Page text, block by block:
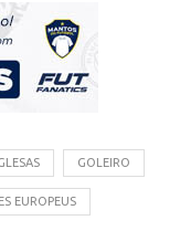
GOLEIRO
EUROPEUS